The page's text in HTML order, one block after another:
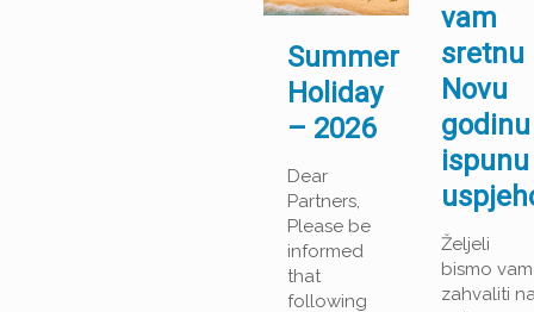
Summer
Holiday
– 2026
Dear
Partners,
Please be
informed
that
following
vam
sretnu
Novu
godinu
ispunu
Željeli
bismo vam
zahvaliti